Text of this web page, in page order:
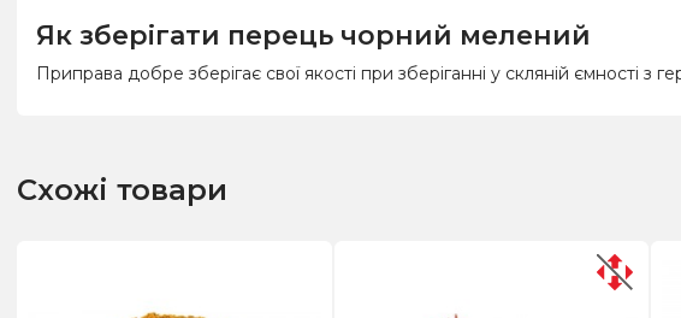
Як зберігати перець чорний мелений
Приправа добре зберігає свої якості при зберіганні у скляній ємності
Схожі товари